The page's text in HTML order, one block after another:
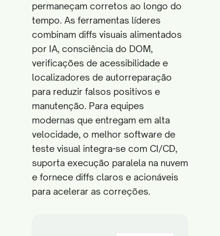
permaneçam corretos ao longo do
tempo. As ferramentas líderes
combinam diffs visuais alimentados
por IA, consciência do DOM,
verificações de acessibilidade e
localizadores de autorreparação
para reduzir falsos positivos e
manutenção. Para equipes
modernas que entregam em alta
velocidade, o melhor software de
teste visual integra-se com CI/CD,
suporta execução paralela na nuvem
e fornece diffs claros e acionáveis
para acelerar as correções.